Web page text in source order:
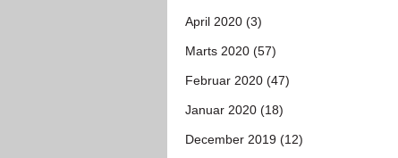
April 2020 (3)
Marts 2020 (57)
Februar 2020 (47)
Januar 2020 (18)
December 2019 (12)